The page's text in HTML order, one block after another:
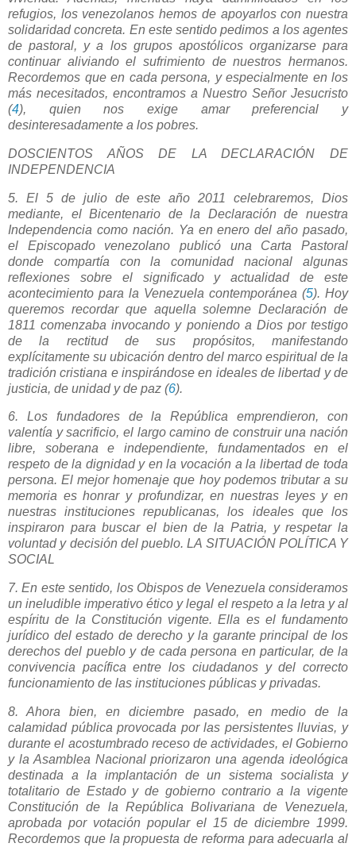
refugios, los venezolanos hemos de apoyarlos con nuestra
solidaridad concreta. En este sentido pedimos a los agentes
de pastoral, y a los grupos apostólicos organizarse para
continuar aliviando el sufrimiento de nuestros hermanos.
Recordemos que en cada persona, y especialmente en los
más necesitados, encontramos a Nuestro Señor Jesucristo
(4), quien nos exige amar preferencial y
desinteresadamente a los pobres.
DOSCIENTOS AÑOS DE LA DECLARACIÓN DE
INDEPENDENCIA
5. El 5 de julio de este año 2011 celebraremos, Dios
mediante, el Bicentenario de la Declaración de nuestra
Independencia como nación. Ya en enero del año pasado,
el Episcopado venezolano publicó una Carta Pastoral
donde compartía con la comunidad nacional algunas
reflexiones sobre el significado y actualidad de este
acontecimiento para la Venezuela contemporánea (5). Hoy
queremos recordar que aquella solemne Declaración de
1811 comenzaba invocando y poniendo a Dios por testigo
de la rectitud de sus propósitos, manifestando
explícitamente su ubicación dentro del marco espiritual de la
tradición cristiana e inspirándose en ideales de libertad y de
justicia, de unidad y de paz (6).
6. Los fundadores de la República emprendieron, con
valentía y sacrificio, el largo camino de construir una nación
libre, soberana e independiente, fundamentados en el
respeto de la dignidad y en la vocación a la libertad de toda
persona. El mejor homenaje que hoy podemos tributar a su
memoria es honrar y profundizar, en nuestras leyes y en
nuestras instituciones republicanas, los ideales que los
inspiraron para buscar el bien de la Patria, y respetar la
voluntad y decisión del pueblo. LA SITUACIÓN POLÍTICA Y
SOCIAL
7. En este sentido, los Obispos de Venezuela consideramos
un ineludible imperativo ético y legal el respeto a la letra y al
espíritu de la Constitución vigente. Ella es el fundamento
jurídico del estado de derecho y la garante principal de los
derechos del pueblo y de cada persona en particular, de la
convivencia pacífica entre los ciudadanos y del correcto
funcionamiento de las instituciones públicas y privadas.
8. Ahora bien, en diciembre pasado, en medio de la
calamidad pública provocada por las persistentes lluvias, y
durante el acostumbrado receso de actividades, el Gobierno
y la Asamblea Nacional priorizaron una agenda ideológica
destinada a la implantación de un sistema socialista y
totalitario de Estado y de gobierno contrario a la vigente
Constitución de la República Bolivariana de Venezuela,
aprobada por votación popular el 15 de diciembre 1999.
Recordemos que la propuesta de reforma para adecuarla al